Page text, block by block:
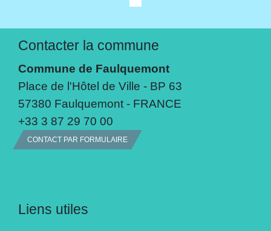
Contacter la commune
Commune de Faulquemont
Place de l'Hôtel de Ville - BP 63
57380 Faulquemont - FRANCE
+33 3 87 29 70 00
CONTACT PAR FORMULAIRE
Liens utiles